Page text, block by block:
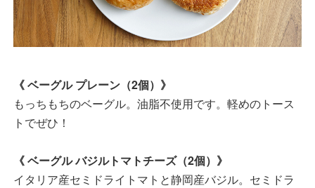
《 ベーグル プレーン（2個）》
もっちもちのベーグル。油脂不使用です。軽めのトース
トでぜひ！
《 ベーグル バジルトマトチーズ（2個）》
イタリア産セミドライトマトと静岡産バジル。セミドラ